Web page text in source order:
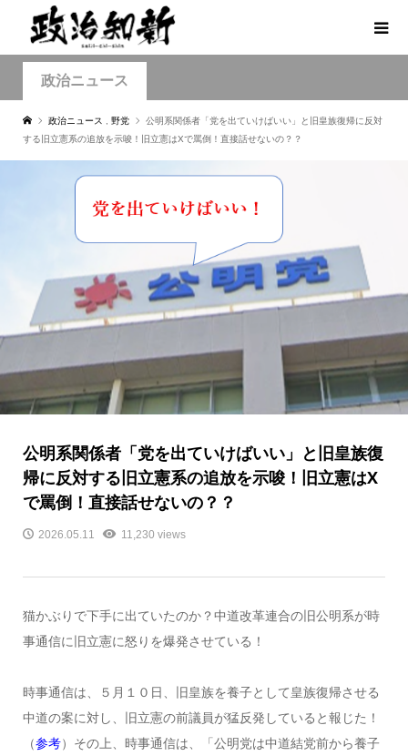
政治ニュース
政治ニュース 野党
公明系関係者「党を出ていけばいい」と旧皇族復帰に反対
する旧立憲系の追放を示唆！旧立憲はXで罵倒！直接話せないの？？
公明系関係者「党を出ていけばいい」と旧皇族復
帰に反対する旧立憲系の追放を示唆！旧立憲はX
で罵倒！直接話せないの？？
2026.05.11 11,230 views
猫かぶりで下手に出ていたのか？中道改革連合の旧公明系が時
事通信に旧立憲に怒りを爆発させている！
時事通信は、５月１０日、旧皇族を養子として皇族復帰させる
中道の案に対し、旧立憲の前議員が猛反発していると報じた！
（参考）その上、時事通信は、「公明党は中道結党前から養子